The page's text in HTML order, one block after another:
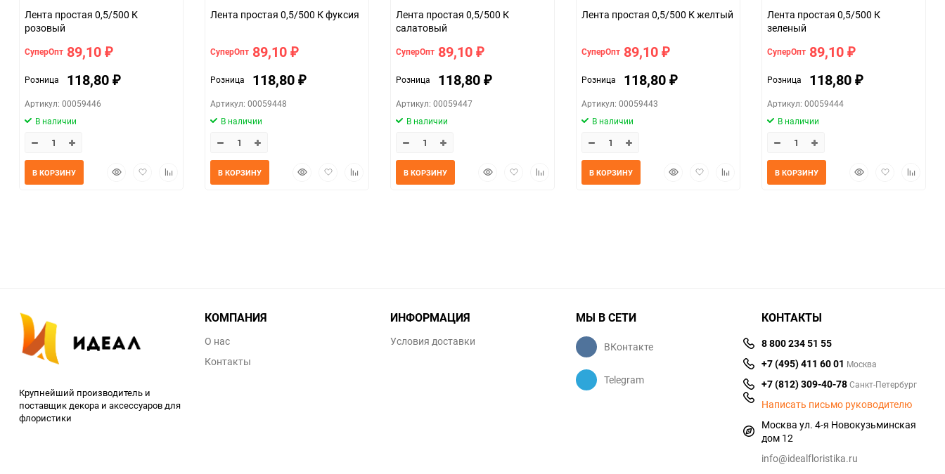
Лента простая 0,5/500 К
розовый
СуперОпт 89,10 ₽
Розница 118,80 ₽
Артикул: 00059446
В наличии
БыстрыйДобавитьДобавить
В КОРЗИНУ
Лента простая 0,5/500 К фуксия
СуперОпт 89,10 ₽
Розница 118,80 ₽
Артикул: 00059448
В наличии
БыстрыйДобавитьДобавить
В КОРЗИНУ
Лента простая 0,5/500 К
салатовый
СуперОпт 89,10 ₽
Розница 118,80 ₽
Артикул: 00059447
В наличии
БыстрыйДобавитьДобавить
В КОРЗИНУ
Лента простая 0,5/500 К желтый
СуперОпт 89,10 ₽
Розница 118,80 ₽
Артикул: 00059443
В наличии
БыстрыйДобавитьДобавить
В КОРЗИНУ
Лента простая 0,5/500 К
зеленый
СуперОпт 89,10 ₽
Розница 118,80 ₽
Артикул: 00059444
В наличии
БыстрыйДобавить
В КОРЗИНУ
Крупнейший производитель и
поставщик декора и аксессуаров для
флористики
КОМПАНИЯ
О нас
Контакты
ИНФОРМАЦИЯ
Условия доставки
МЫ В СЕТИ
ВКонтакте
Telegram
КОНТАКТЫ
8 800 234 51 55
+7 (495) 411 60 01 Москва
+7 (812) 309-40-78Санкт-Петербург
Написать письмо руководителю
Москва ул. 4-я Новокузьминская
дом 12
info@idealfloristika.ru